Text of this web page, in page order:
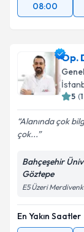
08:00
Op.
5 (1
Alanında çok
çok...
Bahçeşehir
Göztepe
E5 Üzeri
En Yakın Saatler